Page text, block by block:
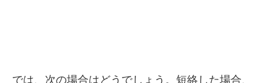
では、次の場合はどうでしょう。短絡した場合、